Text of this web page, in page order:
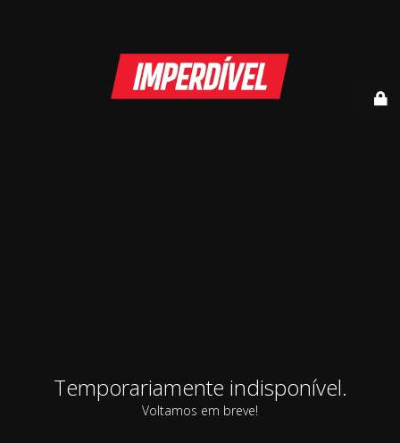
Temporariamente indisponível.
Voltamos em breve!